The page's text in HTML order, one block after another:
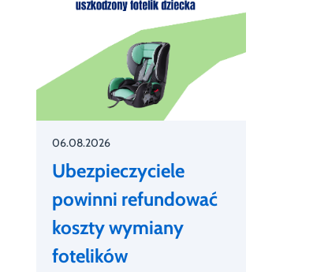
06.08.2026
Ubezpieczyciele
powinni refundować
koszty wymiany
fotelików